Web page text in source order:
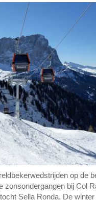
op de
zonsondergangen bij Col
Sella Ronda. De